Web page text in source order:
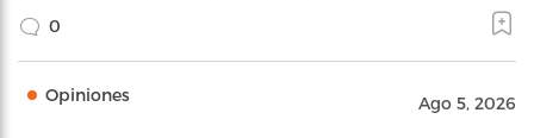
0
Opiniones Ago 5, 2026